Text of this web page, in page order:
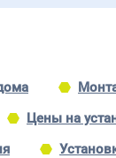
Цены на